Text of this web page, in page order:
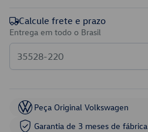
Calcule frete e prazo
Entrega em todo o Brasil
Peça Original Volkswagen
Garantia de 3 meses de fábrica